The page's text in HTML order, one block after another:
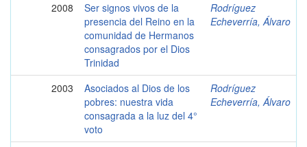
2008
Ser signos vivos de la
presencia del Reino en la
comunidad de Hermanos
consagrados por el Dios
Trinidad
Rodríguez
Echeverría, Álvaro
2003
Asociados al Dios de los
pobres: nuestra vida
consagrada a la luz del 4°
voto
Rodríguez
Echeverría, Álvaro